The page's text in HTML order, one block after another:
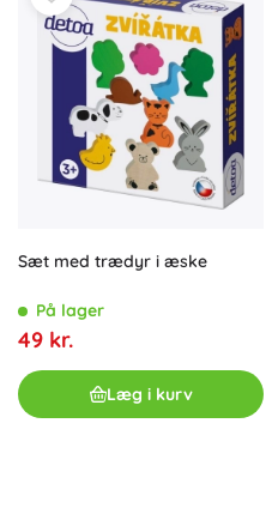
Sæt med trædyr i æske
På lager
49 kr.
Læg i kurv